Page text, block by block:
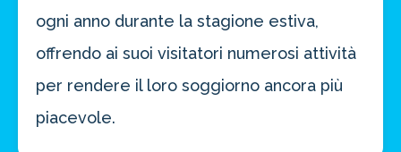
ogni anno durante la stagione estiva,
offrendo ai suoi visitatori numerosi attività
per rendere il loro soggiorno ancora più
piacevole.